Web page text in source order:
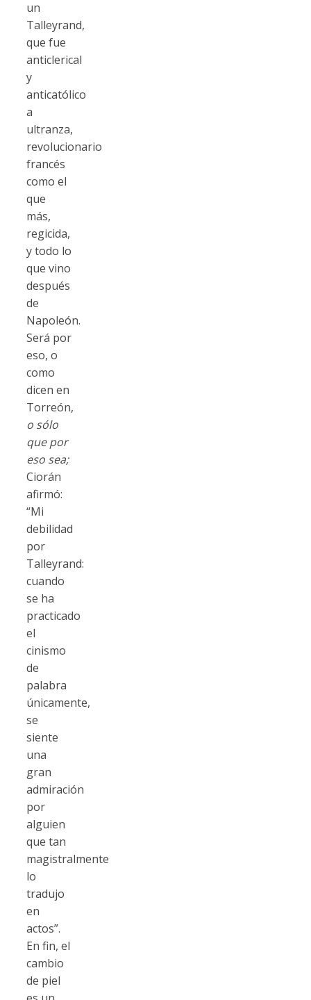
un
Talleyrand,
que fue
anticlerical
y
anticatólico
a
ultranza,
revolucionario
francés
como el
que
más,
regicida,
y todo lo
que vino
después
de
Napoleón.
Será por
eso, o
como
dicen en
Torreón,
o sólo
que por
eso sea;
Ciorán
afirmó:
“Mi
debilidad
por
Talleyrand:
cuando
se ha
practicado
el
cinismo
de
palabra
únicamente,
se
siente
una
gran
admiración
por
alguien
que tan
magistralmente
lo
tradujo
en
actos”.
En fin, el
cambio
de piel